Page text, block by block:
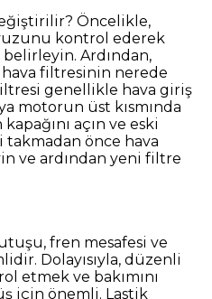
Öncelikle,
kontrol ederek
Ardından,
filtresinin nerede
genellikle hava giriş
motorun üst kısmında
açın ve eski
takmadan önce hava
ve ardından yeni filtre
fren mesafesi ve
Dolayısıyla, düzenli
etmek ve bakımını
için önemli. Lastik